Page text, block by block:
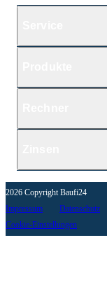
2026 Copyright Baufi24
Impressum
Datenschutz
Cookie-Einstellungen